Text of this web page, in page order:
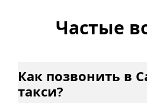
Частые
Как позвонить в
такси?